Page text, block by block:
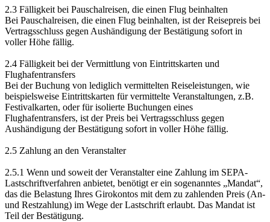
2.3 Fälligkeit bei Pauschalreisen, die einen Flug beinhalten
Bei Pauschalreisen, die einen Flug beinhalten, ist der Reisepreis bei
Vertragsschluss gegen Aushändigung der Bestätigung sofort in
voller Höhe fällig.
2.4 Fälligkeit bei der Vermittlung von Eintrittskarten und
Flughafentransfers
Bei der Buchung von lediglich vermittelten Reiseleistungen, wie
beispielsweise Eintrittskarten für vermittelte Veranstaltungen, z.B.
Festivalkarten, oder für isolierte Buchungen eines
Flughafentransfers, ist der Preis bei Vertragsschluss gegen
Aushändigung der Bestätigung sofort in voller Höhe fällig.
2.5 Zahlung an den Veranstalter
2.5.1 Wenn und soweit der Veranstalter eine Zahlung im SEPA-
Lastschriftverfahren anbietet, benötigt er ein sogenanntes „Mandat“,
das die Belastung Ihres Girokontos mit dem zu zahlenden Preis (An-
und Restzahlung) im Wege der Lastschrift erlaubt. Das Mandat ist
Teil der Bestätigung.